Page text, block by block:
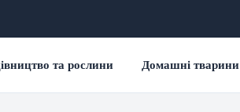
та рослини Домашні тварини